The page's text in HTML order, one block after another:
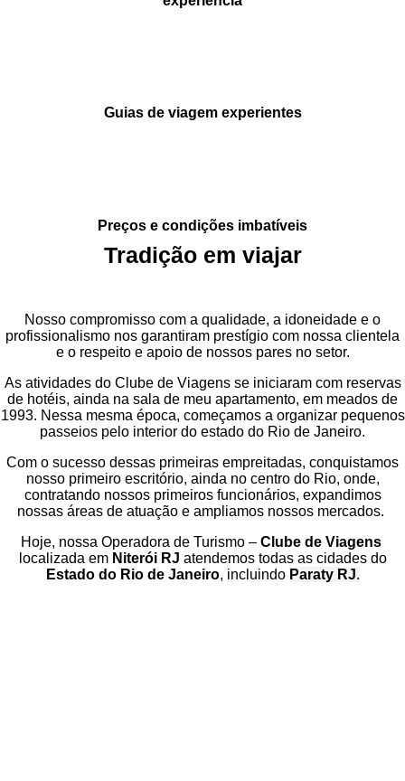
Guias de viagem experientes
Preços e condições imbatíveis
Tradição em viajar
Nosso compromisso com a qualidade, a idoneidade e o
profissionalismo nos garantiram prestígio com nossa clientela
e o respeito e apoio de nossos pares no setor.
As atividades do Clube de Viagens se iniciaram com reservas
de hotéis, ainda na sala de meu apartamento, em meados de
1993. Nessa mesma época, começamos a organizar pequenos
passeios pelo interior do estado do Rio de Janeiro.
Com o sucesso dessas primeiras empreitadas, conquistamos
nosso primeiro escritório, ainda no centro do Rio, onde,
contratando nossos primeiros funcionários, expandimos
nossas áreas de atuação e ampliamos nossos mercados.
Hoje, nossa Operadora de Turismo – Clube de Viagens
localizada em Niterói RJ atendemos todas as cidades do
Estado do Rio de Janeiro, incluindo Paraty RJ.